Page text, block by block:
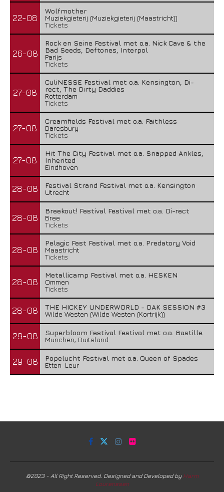
22-08
Wolfmother
Muziekgieterij (Muziekgieterij (Maastricht))
Tickets
26-08
Rock en Seine Festival met o.a. Nick Cave & the
Bad Seeds, Deftones, Interpol
Parijs
Tickets
27-08
CuliNESSE Festival met o.a. Kensington, Di-
rect, The Dirty Daddies
Rotterdam
Tickets
27-08
Creamfields Festival met o.a. Faithless
Daresbury
Tickets
27-08
Hit The City Festival met o.a. Snapped Ankles,
Inherited
Eindhoven
28-08
Festival Strand Festival met o.a. Kensington
Utrecht
28-08
Breekout! Festival Festival met o.a. Di-rect
Bree
Tickets
28-08
Pelagic Fest Festival met o.a. Predatory Void
Maastricht
Tickets
28-08
Metallicamp Festival met o.a. HESKEN
Ommen
Tickets
28-08
THE HICKEY UNDERWORLD - DAK SESSION #3
Wilde Westen (Wilde Westen (Kortrijk))
29-08
Superbloom Festival Festival met o.a. Bastille
Munchen, Duitsland
29-08
Popelucht Festival met o.a. Queen of Spades
Etten-Leur
@2023 - All Right Reserved. Designed and Developed by Harm
Lourenssen